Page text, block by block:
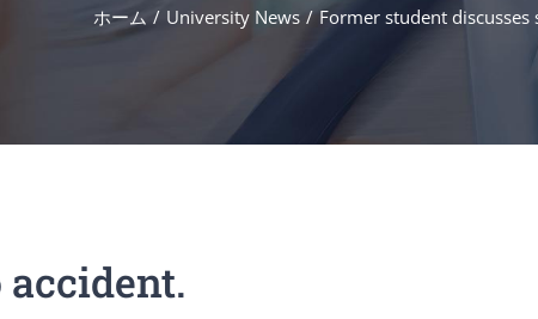
ホーム University News Former student